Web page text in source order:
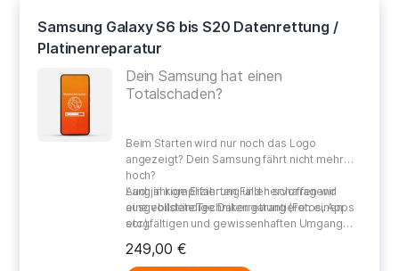
Samsung Galaxy S6 bis S20 Datenrettung /
Platinenreparatur
Dein Samsung hat einen
Totalschaden?
Beim Starten wird nur noch das Logo
angezeigt? Dein Samsungfährt nicht mehr
hoch?
Auch inkomplizierten Fällen schaffen wir
einevollständige Datenrettung (Fotos, Apps
etc.).
Langjährige Erfahrung und hervorragend
ausgebildete Techniker garantieren einen
sorgfältigen und gewissenhaften Umgang
249,00 €